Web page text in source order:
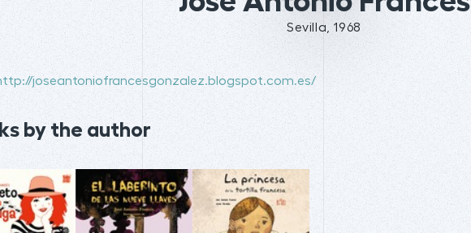
Sevilla, 1968
joseantoniofrancesgonzalez.blogspot.com.es/
by the author